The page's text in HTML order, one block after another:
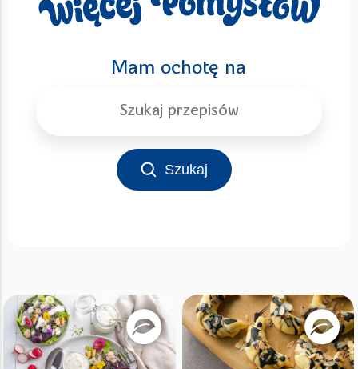
Mam ochotę na
Szukaj